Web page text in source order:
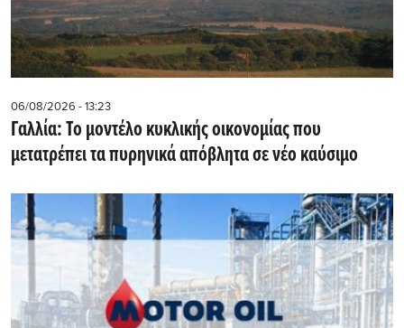
06/08/2026 - 13:23
Γαλλία: Το μοντέλο κυκλικής οικονομίας που
μετατρέπει τα πυρηνικά απόβλητα σε νέο καύσιμο